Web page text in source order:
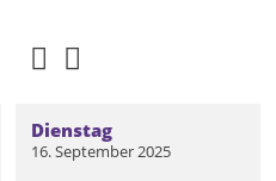
Dienstag
16. September 2025